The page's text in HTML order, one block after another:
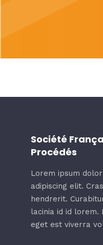
Société
Procédés
Lorem ipsum
adipiscing elit.
hendrerit.
lacinia id id lorem.
eget est viverra